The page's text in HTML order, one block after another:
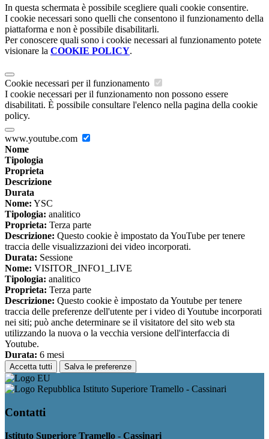
In questa schermata è possibile scegliere quali cookie consentire.
I cookie necessari sono quelli che consentono il funzionamento della
piattaforma e non è possibile disabilitarli.
Per conoscere quali sono i cookie necessari al funzionamento potete
visionare la COOKIE POLICY.
Cookie necessari per il funzionamento
I cookie necessari per il funzionamento non possono essere
disabilitati. È possibile consultare l'elenco nella pagina della cookie
policy.
www.youtube.com
Nome
Tipologia
Proprieta
Descrizione
Durata
Nome: YSC
Tipologia: analitico
Proprieta: Terza parte
Descrizione: Questo cookie è impostato da YouTube per tenere
traccia delle visualizzazioni dei video incorporati.
Durata: Sessione
Nome: VISITOR_INFO1_LIVE
Tipologia: analitico
Proprieta: Terza parte
Descrizione: Questo cookie è impostato da Youtube per tenere
traccia delle preferenze dell'utente per i video di Youtube incorporati
nei siti; può anche determinare se il visitatore del sito web sta
utilizzando la nuova o la vecchia versione dell'interfaccia di
Youtube.
Durata: 6 mesi
Accetta tutti Salva le preferenze
Istituto Superiore Tramello - Cassinari
Contatti
Istituto Superiore Tramello - Cassinari